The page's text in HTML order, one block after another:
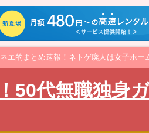
エ的まとめ速報！ネトゲ廃人は女子ホ
50代無職独身